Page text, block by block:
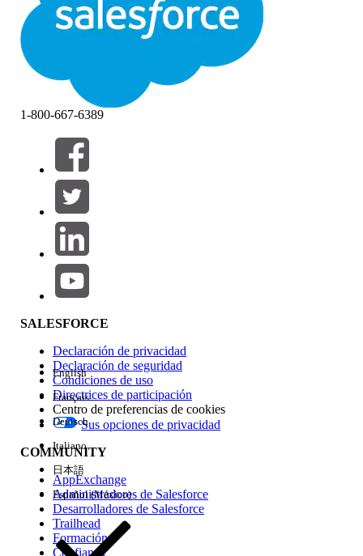
Filtrar por (0)
SELECCIONAR FILTROS
Área de productos
Repercusión de función
Edición
Experiencia
1-800-667-6389
SALESFORCE
Declaración de privacidad
Declaración de seguridad
Condiciones de uso
Directrices de participación
Centro de preferencias de cookies
Sus opciones de privacidad
COMMUNITY
AppExchange
Administradores de Salesforce
Desarrolladores de Salesforce
Trailhead
Formación
Confianza
English
Français
Deutsch
Italiano
日本語
Español (México)